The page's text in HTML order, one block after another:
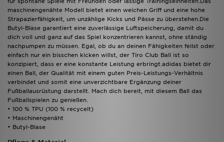
maschinengenähte Modell bietet einen weichen Griff und eine hohe
Strapazierfähigkeit, um unzählige Kicks und Pässe zu überstehen.Die
Butyl-Blase garantiert eine zuverlässige Luftspeicherung, damit du
dich voll und ganz auf das Spiel konzentrieren kannst, ohne ständig
nachpumpen zu müssen. Egal, ob du an deinen Fähigkeiten feilst oder
einfach nur ein bisschen kicken willst, der Tiro Club Ball ist so
konzipiert, dass er eine konstante Leistung erbringt.adidas bietet dir
einen Ball, der Qualität mit einem guten Preis-Leistungs-Verhältnis
verbindet und somit eine unverzichtbare Ergänzung deiner
Fußballausrüstung darstellt. Mach dich bereit, mit diesem Ball das
Fußballspielen zu genießen.
• 100 % TPU (100 % recycelt)
• Maschinengenäht
• Butyl-Blase